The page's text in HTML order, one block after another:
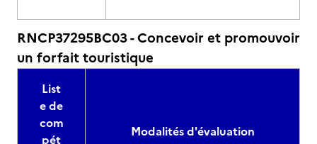
RNCP37295BC03 - Concevoir et promouvoir
un forfait touristique
List
e de
com
pét
Modalités d'évaluation